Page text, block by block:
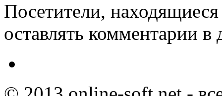
Посетители,
оставлять комментарии в